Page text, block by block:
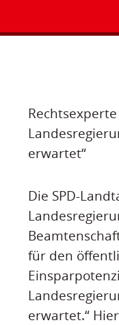
Rechtsexperte
erwartet“
Die SPD-
für den
erwartet.“